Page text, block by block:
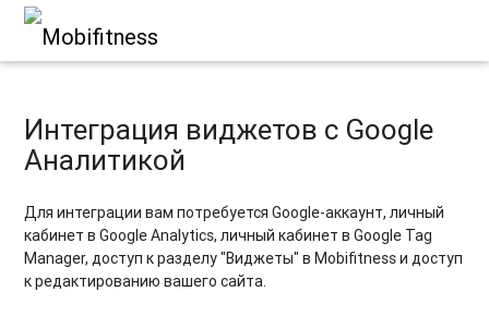
Интеграция виджетов с Google
Аналитикой
Для интеграции вам потребуется Google-аккаунт, личный
кабинет в Google Analytics, личный кабинет в Google Tag
Manager, доступ к разделу "Виджеты" в Mobifitness и доступ
к редактированию вашего сайта.